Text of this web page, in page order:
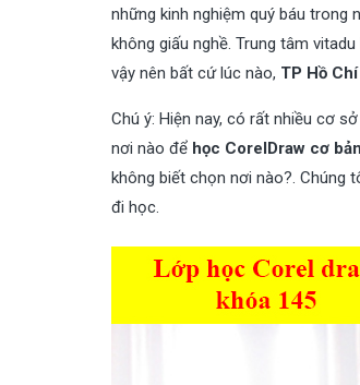
những kinh nghiệm quý báu trong
không giấu nghề. Trung tâm
vậy nên bất cứ lúc nào, TP Hồ
Chú ý: Hiện nay, có rất nhiều cơ
nơi nào để học CorelDraw cơ
không biết chọn nơi nào?. Chúng
đi học.